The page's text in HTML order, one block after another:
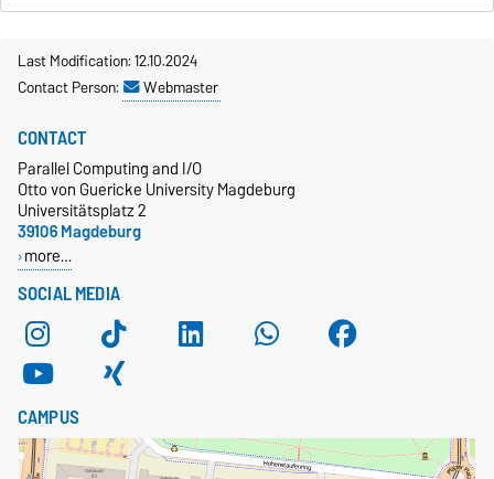
Last Modification: 12.10.2024
Contact Person:
Webmaster
SOCIAL MEDIA
CONTACT
Parallel Computing and I/O
Otto von Guericke University Magdeburg
Universitätsplatz 2
39106 Magdeburg
more…
CAMPUS